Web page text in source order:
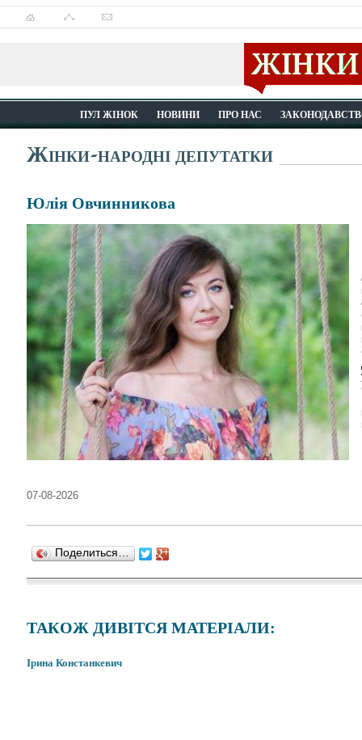
ПУЛ ЖІНОК НОВИНИ ПРО НАС
Жінки-народні депутатки
Юлія Овчинникова
07-08-2026
Поделиться…
ТАКОЖ ДИВІТСЯ МАТЕРІАЛИ:
Ірина Констанкевич